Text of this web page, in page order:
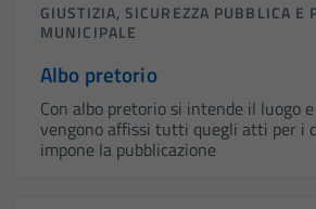
GIUSTIZIA, SICUREZZA PUBBLICA E
MUNICIPALE
Albo pretorio
Con albo pretorio si intende il luogo
vengono affissi tutti quegli atti per i
impone la pubblicazione